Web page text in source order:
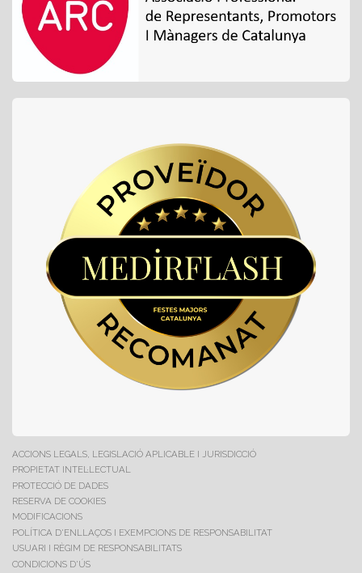
ACCIONS LEGALS, LEGISLACIÓ APLICABLE I JURISDICCIÓ
PROPIETAT INTEL·LECTUAL
PROTECCIÓ DE DADES
RESERVA DE COOKIES
MODIFICACIONS
POLÍTICA D'ENLLAÇOS I EXEMPCIONS DE RESPONSABILITAT
USUARI I RÈGIM DE RESPONSABILITATS
CONDICIONS D'ÚS